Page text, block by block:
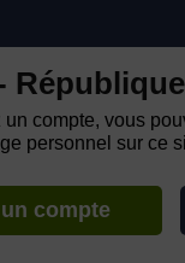
compte, vous
personnel sur ce
compte